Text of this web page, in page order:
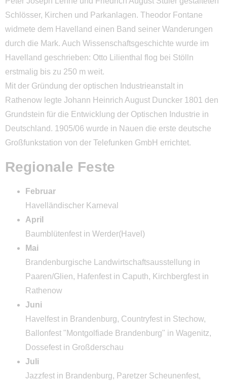
Schlösser, Kirchen und Parkanlagen. Theodor Fontane
widmete dem Havelland einen Band seiner Wanderungen
durch die Mark. Auch Wissenschaftsgeschichte wurde im
Havelland geschrieben: Otto Lilienthal flog bei Stölln
erstmalig bis zu 250 m weit.
Mit der Gründung der optischen Industrieanstalt in
Rathenow legte Johann Heinrich August Duncker 1801 den
Grundstein für die Entwicklung der Optischen Industrie in
Deutschland. 1905/06 wurde in Nauen die erste deutsche
Großfunkstation von der Telefunken GmbH errichtet.
Regionale Feste
Februar
Havelländischer Karneval
April
Baumblütenfest in Werder(Havel)
Mai
Brandenburgische Landwirtschaftsausstellung in
Paaren/Glien, Hafenfest in Caputh, Kirchbergfest in
Rathenow
Juni
Havelfest in Brandenburg, Countryfest in Stechow,
Ballonfest "Montgolfiade Brandenburg" in Wagenitz,
Dossefest in Großderschau
Juli
Jazzfest in Brandenburg, Paretzer Scheunenfest,